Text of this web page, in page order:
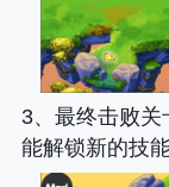
3、最终击败
能解锁新的技